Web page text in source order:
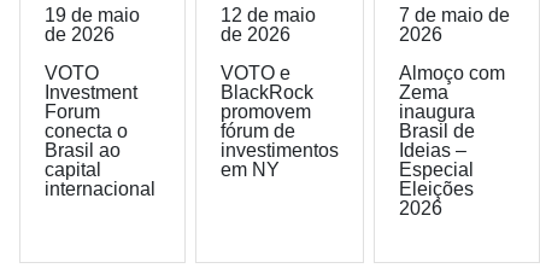
19 de maio
de 2026
VOTO
Investment
Forum
conecta o
Brasil ao
capital
internacional
12 de maio
de 2026
VOTO e
BlackRock
promovem
fórum de
investimentos
em NY
7 de maio de
2026
Almoço com
Zema
inaugura
Brasil de
Ideias –
Especial
Eleições
2026